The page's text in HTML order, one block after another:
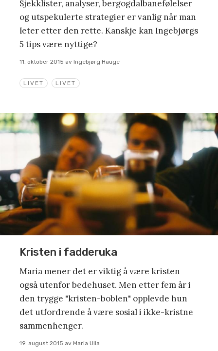
LIVET LIVET
Sjekklister, analyser, bergogdalbanefølelser
og utspekulerte strategier er vanlig når man
leter etter den rette. Kanskje kan Ingebjørgs
5 tips være nyttige?
11. oktober 2015 av Ingebjørg Hauge
Kristen i fadderuka
Maria mener det er viktig å være kristen
også utenfor bedehuset. Men etter fem år i
den trygge "kristen-boblen" opplevde hun
det utfordrende å være sosial i ikke-kristne
sammenhenger.
19. august 2015 av Maria Ulla